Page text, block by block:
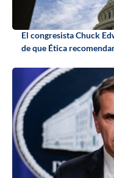
El congresista Chuck
de que Ética